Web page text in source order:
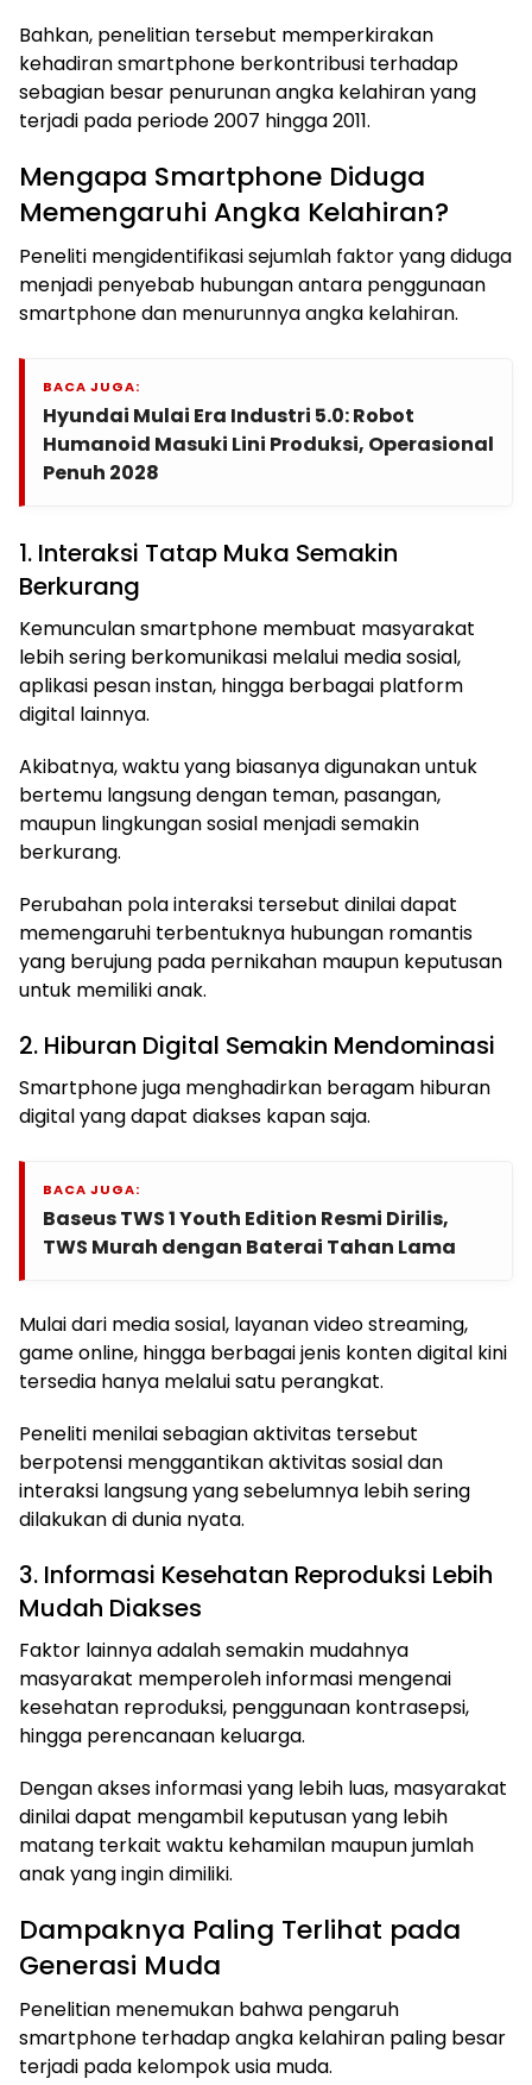
Bahkan, penelitian tersebut memperkirakan
kehadiran smartphone berkontribusi terhadap
sebagian besar penurunan angka kelahiran yang
terjadi pada periode 2007 hingga 2011.
Mengapa Smartphone Diduga
Memengaruhi Angka Kelahiran?
Peneliti mengidentifikasi sejumlah faktor yang diduga
menjadi penyebab hubungan antara penggunaan
smartphone dan menurunnya angka kelahiran.
BACA JUGA:
Hyundai Mulai Era Industri 5.0: Robot
Humanoid Masuki Lini Produksi, Operasional
Penuh 2028
1. Interaksi Tatap Muka Semakin
Berkurang
Kemunculan smartphone membuat masyarakat
lebih sering berkomunikasi melalui media sosial,
aplikasi pesan instan, hingga berbagai platform
digital lainnya.
Akibatnya, waktu yang biasanya digunakan untuk
bertemu langsung dengan teman, pasangan,
maupun lingkungan sosial menjadi semakin
berkurang.
Perubahan pola interaksi tersebut dinilai dapat
memengaruhi terbentuknya hubungan romantis
yang berujung pada pernikahan maupun keputusan
untuk memiliki anak.
2. Hiburan Digital Semakin Mendominasi
Smartphone juga menghadirkan beragam hiburan
digital yang dapat diakses kapan saja.
BACA JUGA:
Baseus TWS 1 Youth Edition Resmi Dirilis,
TWS Murah dengan Baterai Tahan Lama
Mulai dari media sosial, layanan video streaming,
game online, hingga berbagai jenis konten digital kini
tersedia hanya melalui satu perangkat.
Peneliti menilai sebagian aktivitas tersebut
berpotensi menggantikan aktivitas sosial dan
interaksi langsung yang sebelumnya lebih sering
dilakukan di dunia nyata.
3. Informasi Kesehatan Reproduksi Lebih
Mudah Diakses
Faktor lainnya adalah semakin mudahnya
masyarakat memperoleh informasi mengenai
kesehatan reproduksi, penggunaan kontrasepsi,
hingga perencanaan keluarga.
Dengan akses informasi yang lebih luas, masyarakat
dinilai dapat mengambil keputusan yang lebih
matang terkait waktu kehamilan maupun jumlah
anak yang ingin dimiliki.
Dampaknya Paling Terlihat pada
Generasi Muda
Penelitian menemukan bahwa pengaruh
smartphone terhadap angka kelahiran paling besar
terjadi pada kelompok usia muda.